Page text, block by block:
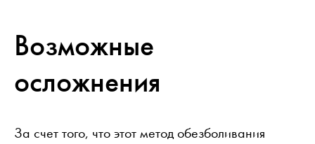
Возможные
осложнения
За счет того, что этот метод обезболивания